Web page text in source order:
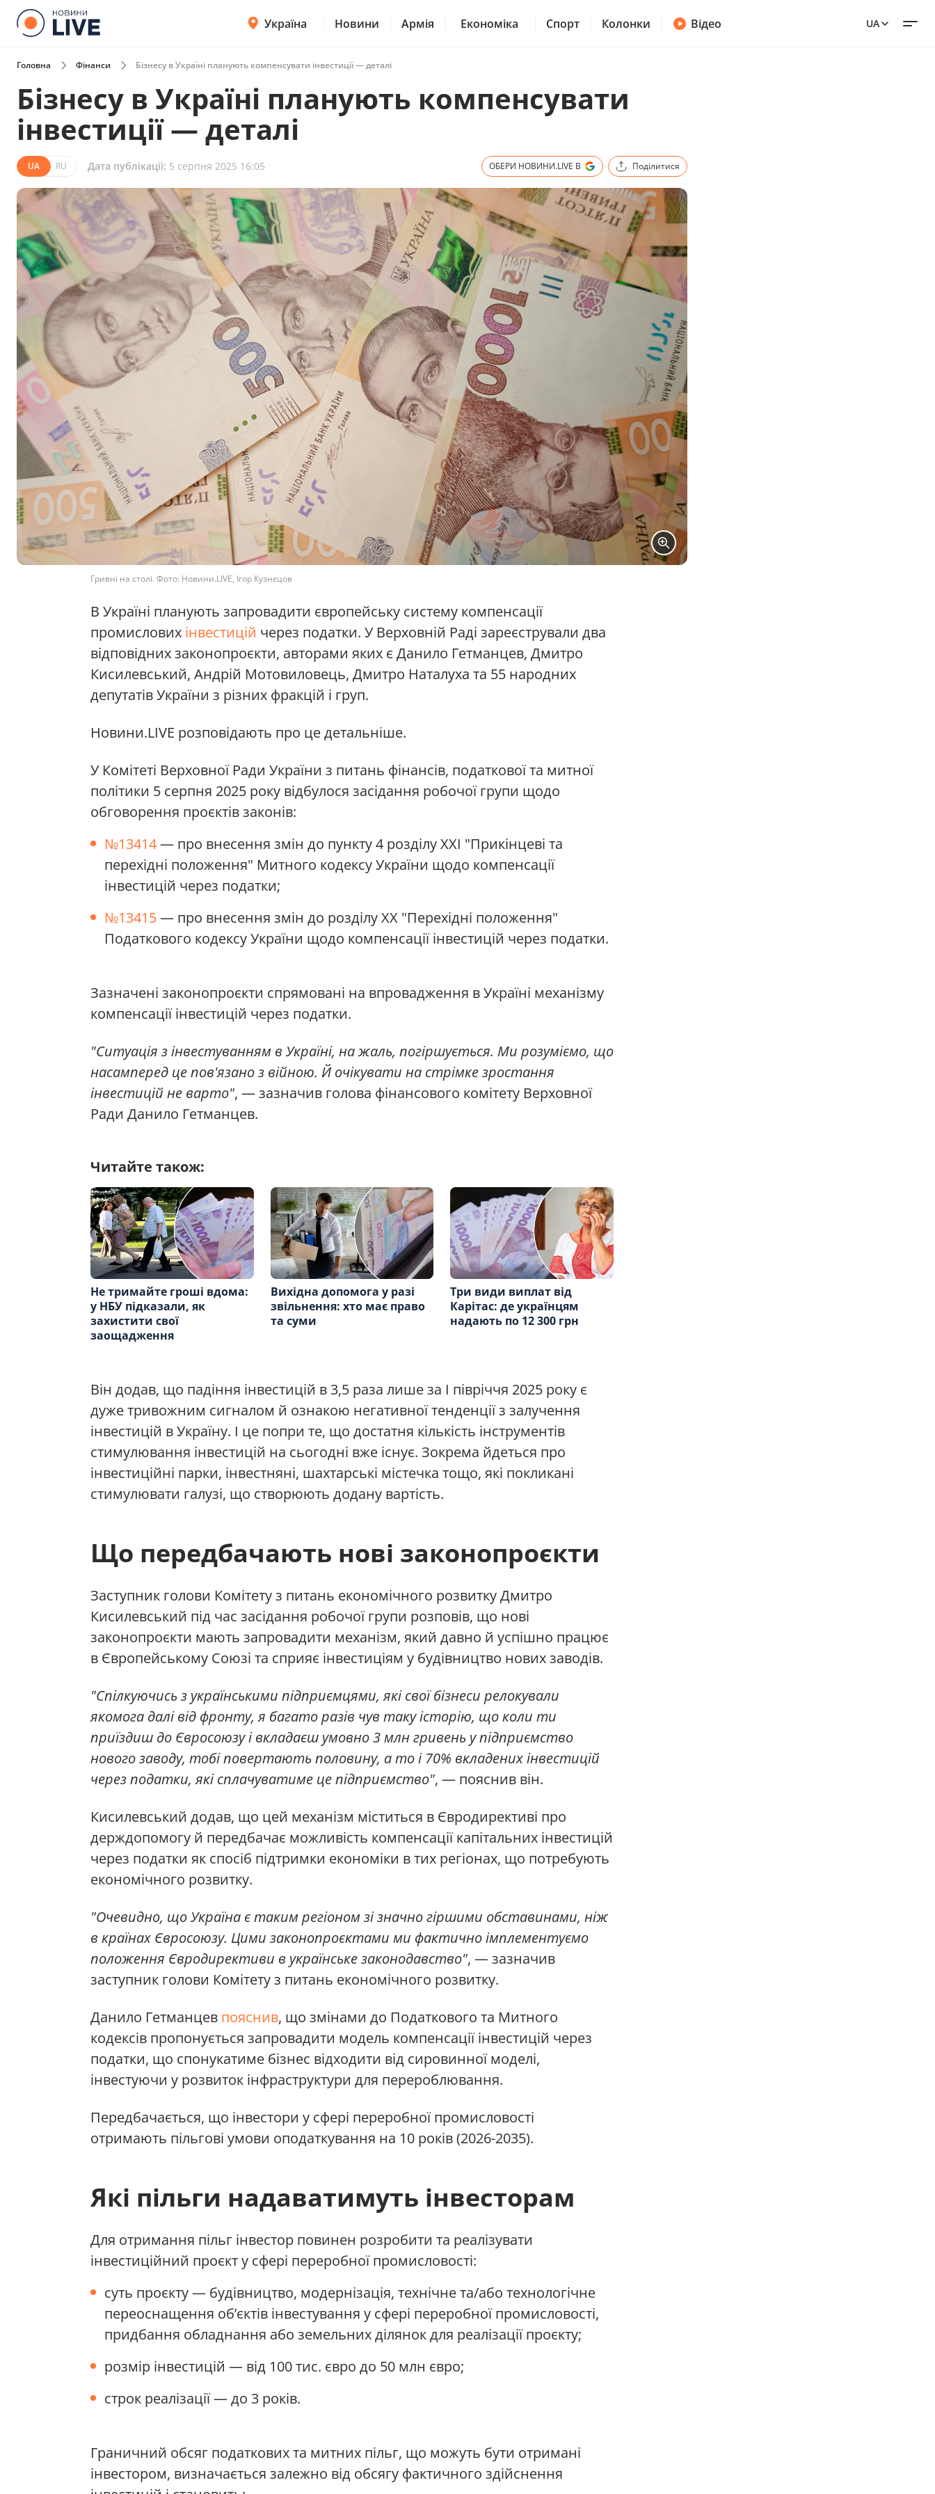
Україна Новини Армія Економіка Спорт Колонки Відео UA
Головна Фінанси Бізнесу в Україні планують компенсувати інвестиції — деталі
Бізнесу в Україні планують компенсувати
інвестиції — деталі
UA RU Дата публікації: 5 серпня 2025 16:05 ОБЕРИ НОВИНИ.LIVE В Поділитися
Гривні на столі. Фото: Новини.LIVE, Ігор Кузнєцов
В Україні планують запровадити європейську систему компенсації
промислових інвестицій через податки. У Верховній Раді зареєстрували два
відповідних законопроєкти, авторами яких є Данило Гетманцев, Дмитро
Кисилевський, Андрій Мотовиловець, Дмитро Наталуха та 55 народних
депутатів України з різних фракцій і груп.
Новини.LIVE розповідають про це детальніше.
У Комітеті Верховної Ради України з питань фінансів, податкової та митної
політики 5 серпня 2025 року відбулося засідання робочої групи щодо
обговорення проєктів законів:
№13414— про внесення змін до пункту 4 розділу XXI "Прикінцеві та
перехідні положення" Митного кодексу України щодо компенсації
інвестицій через податки;
№13415— про внесення змін до розділу XX "Перехідні положення"
Податкового кодексу України щодо компенсації інвестицій через податки.
Зазначені законопроєкти спрямовані на впровадження в Україні механізму
компенсації інвестицій через податки.
"Ситуація з інвестуванням в Україні, на жаль, погіршується. Ми розуміємо, що
насамперед це пов'язано з війною. Й очікувати на стрімке зростання
інвестицій не варто", — зазначив голова фінансового комітету Верховної
Ради Данило Гетманцев.
Читайте також:
Не тримайте гроші вдома:
у НБУ підказали, як
захистити свої
заощадження
Вихідна допомога у разі
звільнення: хто має право
та суми
Три види виплат від
Карітас: де українцям
надають по 12 300 грн
Він додав, що падіння інвестицій в 3,5 раза лише за I півріччя 2025 року є
дуже тривожним сигналом й ознакою негативної тенденції з залучення
інвестицій в Україну. І це попри те, що достатня кількість інструментів
стимулювання інвестицій на сьогодні вже існує. Зокрема йдеться про
інвестиційні парки, інвестняні, шахтарські містечка тощо, які покликані
стимулювати галузі, що створюють додану вартість.
Що передбачають нові законопроєкти
Заступник голови Комітету з питань економічного розвитку Дмитро
Кисилевський під час засідання робочої групи розповів, що нові
законопроєкти мають запровадити механізм, який давно й успішно працює
в Європейському Союзі та сприяє інвестиціям у будівництво нових заводів.
"Спілкуючись з українськими підприємцями, які свої бізнеси релокували
якомога далі від фронту, я багато разів чув таку історію, що коли ти
приїздиш до Євросоюзу і вкладаєш умовно 3 млн гривень у підприємство
нового заводу, тобі повертають половину, а то і 70% вкладених інвестицій
через податки, які сплачуватиме це підприємство", — пояснив він.
Кисилевський додав, що цей механізм міститься в Євродирективі про
держдопомогу й передбачає можливість компенсації капітальних інвестицій
через податки як спосіб підтримки економіки в тих регіонах, що потребують
економічного розвитку.
"Очевидно, що Україна є таким регіоном зі значно гіршими обставинами, ніж
в країнах Євросоюзу. Цими законопроєктами ми фактично імплементуємо
положення Євродирективи в українське законодавство", — зазначив
заступник голови Комітету з питань економічного розвитку.
Данило Гетманцев пояснив, що змінами до Податкового та Митного
кодексів пропонується запровадити модель компенсації інвестицій через
податки, що спонукатиме бізнес відходити від сировинної моделі,
інвестуючи у розвиток інфраструктури для перероблювання.
Передбачається, що інвестори у сфері переробної промисловості
отримають пільгові умови оподаткування на 10 років (2026-2035).
Які пільги надаватимуть інвесторам
Для отримання пільг інвестор повинен розробити та реалізувати
інвестиційний проєкт у сфері переробної промисловості:
суть проєкту — будівництво, модернізація, технічне та/або технологічне
переоснащення об’єктів інвестування у сфері переробної промисловості,
придбання обладнання або земельних ділянок для реалізації проєкту;
розмір інвестицій — від 100 тис. євро до 50 млн євро;
строк реалізації — до 3 років.
Граничний обсяг податкових та митних пільг, що можуть бути отримані
інвестором, визначається залежно від обсягу фактичного здійснення